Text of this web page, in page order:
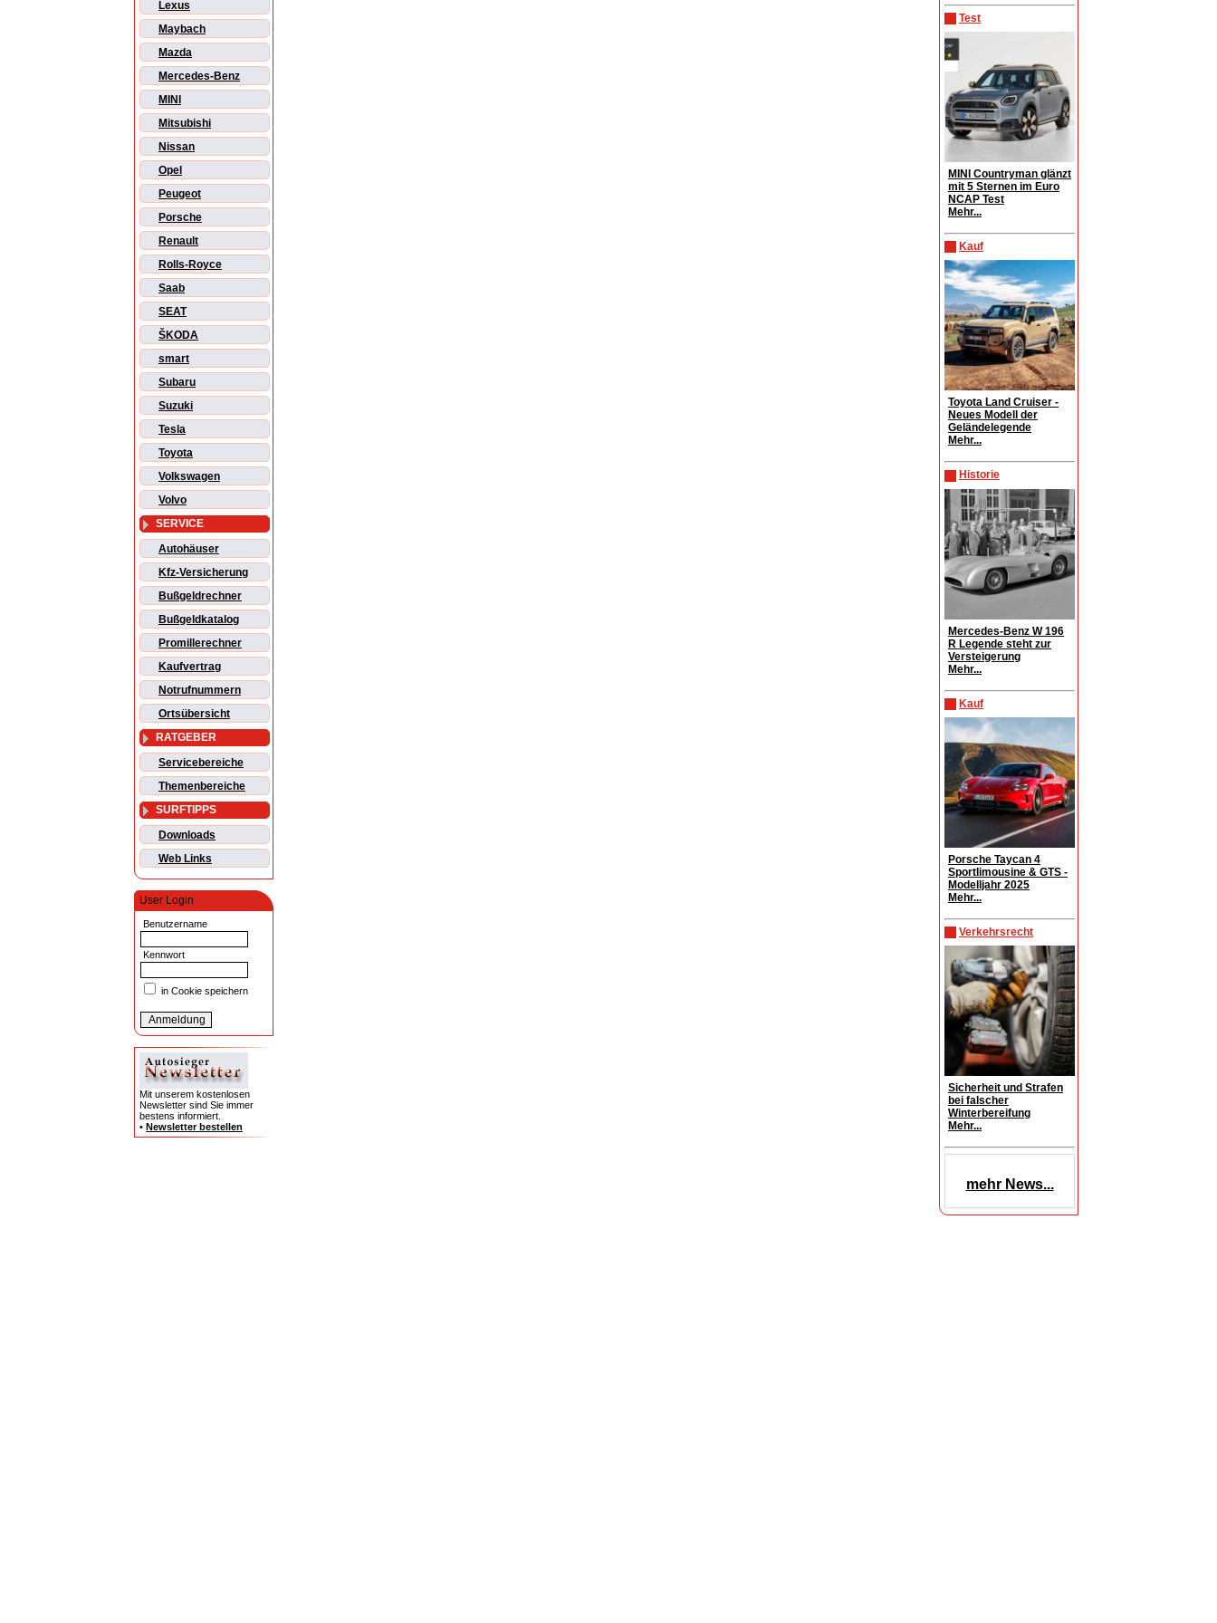
Lexus
Maybach
Mazda
Mercedes-Benz
MINI
Mitsubishi
Nissan
Opel
Peugeot
Porsche
Renault
Rolls-Royce
Saab
SEAT
ŠKODA
smart
Subaru
Suzuki
Tesla
Toyota
Volkswagen
Volvo
SERVICE
Autohäuser
Kfz-Versicherung
Bußgeldrechner
Bußgeldkatalog
Promillerechner
Kaufvertrag
Notrufnummern
Ortsübersicht
RATGEBER
Servicebereiche
Themenbereiche
SURFTIPPS
Downloads
Web Links
User Login
Benutzername
Kennwort
in Cookie speichern
Mit unserem kostenlosen
Newsletter sind Sie immer
bestens informiert.
• Newsletter bestellen
Test
MINI Countryman glänzt
mit 5 Sternen im Euro
NCAP Test
Mehr...
Kauf
Toyota Land Cruiser -
Neues Modell der
Geländelegende
Mehr...
Historie
Mercedes-Benz W 196
R Legende steht zur
Versteigerung
Mehr...
Kauf
Porsche Taycan 4
Sportlimousine & GTS -
Modelljahr 2025
Mehr...
Verkehrsrecht
Sicherheit und Strafen
bei falscher
Winterbereifung
Mehr...
mehr News...